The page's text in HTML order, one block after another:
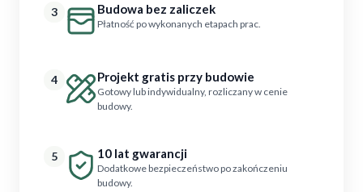
3 Budowa bez zaliczek
Płatność po wykonanych etapach prac.
4 Projekt gratis przy budowie
Gotowy lub indywidualny, rozliczany w cenie
budowy.
5 10 lat gwarancji
Dodatkowe bezpieczeństwo po zakończeniu
budowy.